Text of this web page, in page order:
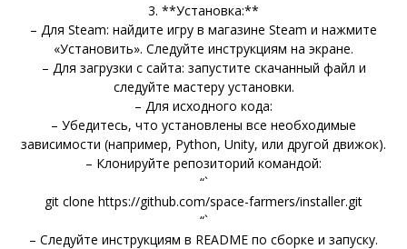
3. **Установка:**
– Для Steam: найдите игру в магазине Steam и нажмите
«Установить». Следуйте инструкциям на экране.
– Для загрузки с сайта: запустите скачанный файл и
следуйте мастеру установки.
– Для исходного кода:
– Убедитесь, что установлены все необходимые
зависимости (например, Python, Unity, или другой движок).
– Клонируйте репозиторий командой:
“`
git clone https://github.com/space-farmers/installer.git
“`
– Следуйте инструкциям в README по сборке и запуску.